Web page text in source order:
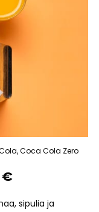
Coca Cola Zero
€
sipulia ja